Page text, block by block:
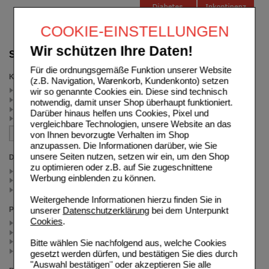
COOKIE-EINSTELLUNGEN
Wir schützen Ihre Daten!
Für die ordnungsgemäße Funktion unserer Website
(z.B. Navigation, Warenkorb, Kundenkonto) setzen
wir so genannte Cookies ein. Diese sind technisch
notwendig, damit unser Shop überhaupt funktioniert.
Darüber hinaus helfen uns Cookies, Pixel und
vergleichbare Technologien, unsere Website an das
von Ihnen bevorzugte Verhalten im Shop
anzupassen. Die Informationen darüber, wie Sie
unsere Seiten nutzen, setzen wir ein, um den Shop
zu optimieren oder z.B. auf Sie zugeschnittene
Werbung einblenden zu können.
Weitergehende Informationen hierzu finden Sie in
unserer Datenschutzerklärungbei dem Unterpunkt
Cookies.
Bitte wählen Sie nachfolgend aus, welche Cookies
gesetzt werden dürfen, und bestätigen Sie dies durch
"Auswahl bestätigen" oder akzeptieren Sie alle
Suche verfeinern
Kategorien
Wunden & Verbrennungen (2)
Maniküre & Pediküre (1)
Akne - unreine Haut (1)
Juckreiz & Ekzeme (1)
Darreichungsform
Flüssigkeit zum Einnehmen (1)
Hartkapseln (1)
Packungsgröße
80 St (1)
100 ml (1)
100 g (1)